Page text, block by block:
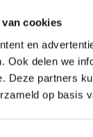
cookies
en
Ook delen we
Deze partners
op basis
perfect in
voegt een
LED-